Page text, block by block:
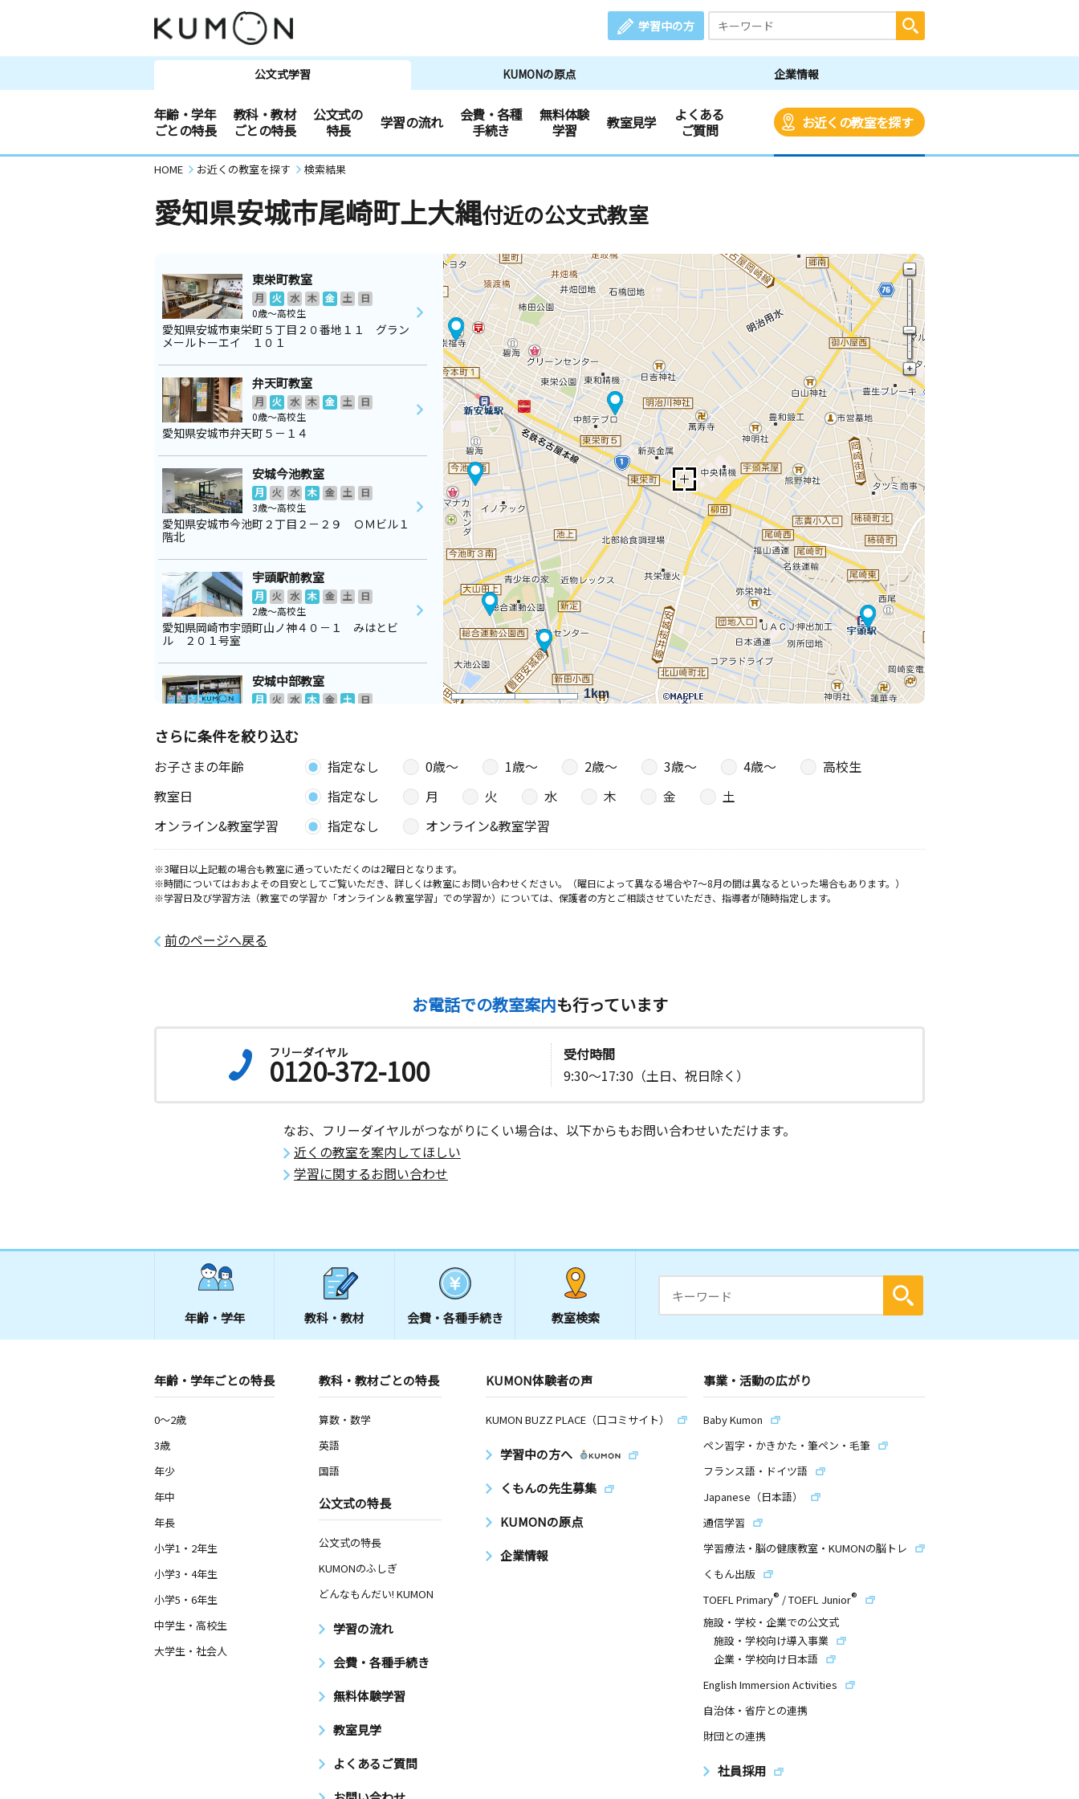
学習中の方
公文式学習 KUMONの原点 企業情報
年齢・学年
ごとの特長
教科・教材
ごとの特長
公文式の
特長
学習の流れ
会費・各種
手続き
無料体験
学習
教室見学
よくある
ご質問
お近くの教室を探す
HOME お近くの教室を探す 検索結果
愛知県安城市尾崎町上大縄付近の公文式教室
1km
東栄町教室
月 火 水 木 金 土
日
0歳～高校生
愛知県安城市東栄町５丁目２０番地１１ グラン
メールトーエイ １０１
弁天町教室
月 火 水 木 金 土
日
0歳～高校生
愛知県安城市弁天町５－１４
安城今池教室
月 火 水 木 金 土
日
3歳～高校生
愛知県安城市今池町２丁目２－２９ ＯＭビル１
階北
宇頭駅前教室
月 火 水 木 金 土
日
2歳～高校生
愛知県岡崎市宇頭町山ノ神４０－１ みはとビ
ル ２０１号室
安城中部教室
月 火 水 木 金 土
日
愛知県安城市新田町小山西６５－３グリーンパー
クビル１０１号室
木 金 土 日
0歳～高校生
愛知県安城市今本町１丁目３－２２ 今村公会堂
内
さらに条件を絞り込む
お子さまの年齢 指定なし 0歳〜 1歳〜 2歳〜 3歳〜 4歳〜
高校生
教室日
指定なし 月 火 水 木 金
土
オンライン&教室学習
指定なし オンライン&教室学習
※3曜日以上記載の場合も教室に通っていただくのは2曜日となります。
※時間についてはおおよその目安としてご覧いただき、詳しくは教室にお問い合わせください。（曜日によって異なる場合や7～8月の間は異なるといった場合もあります。）
※学習日及び学習方法（教室での学習か「オンライン＆教室学習」での学習か）については、保護者の方とご相談させていただき、指導者が随時指定します。
前のページへ戻る
お電話での教室案内も行っています
フリーダイヤル
0120-372-100
受付時間
9:30～17:30（土日、祝日除く）
なお、フリーダイヤルがつながりにくい場合は、以下からもお問い合わせいただけます。
近くの教室を案内してほしい
学習に関するお問い合わせ
年齢・学年 教科・教材 会費・ 各種手続き 教室検索
年齢・学年ごとの特長
0～2歳
3歳
年少
年中
年長
小学1・2年生
小学3・4年生
小学5・6年生
中学生・高校生
大学生・社会人
教科・教材ごとの特長
算数・数学
英語
国語
公文式の特長
公文式の特長
KUMONのふしぎ
どんなもんだい! KUMON
学習の流れ
会費・各種手続き
無料体験学習
教室見学
よくあるご質問
KUMON体験者の声
KUMON BUZZ PLACE（口コミサイト）
学習中の方へ
くもんの先生募集
KUMONの原点
企業情報
事業・活動の広がり
Baby Kumon
ペン習字・かきかた・筆ペン・毛筆
フランス語・ドイツ語
Japanese（日本語）
通信学習
学習療法・脳の健康教室・KUMONの脳トレ
くもん出版
TOEFL Primary® /TOEFL Junior®
施設・学校・企業での公文式
施設・学校向け導入事業
企業・学校向け日本語
English Immersion Activities
自治体・省庁との連携
財団との連携
社員採用